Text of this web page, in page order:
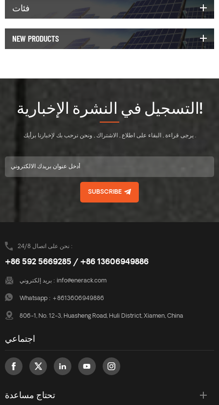
فئات
NEW PRODUCTS
التسجيل في النشرة الإخبارية!
يرجى قراءة , البقاء على اطلاع , الاشتراك , ونحن نرحب بك لإخبارنا برأيك .
SUBSCRIBE
نحن على اتصال 24/8 :
+86 592 5669285 / +86 13606949886
بريد إلكتروني : info@enerack.com
Whatsapp : +8613606949886
806-1, No. 12-3, Huasheng Road, Huli District, Xiamen, China
اجتماعي
تحتاج مساعدة